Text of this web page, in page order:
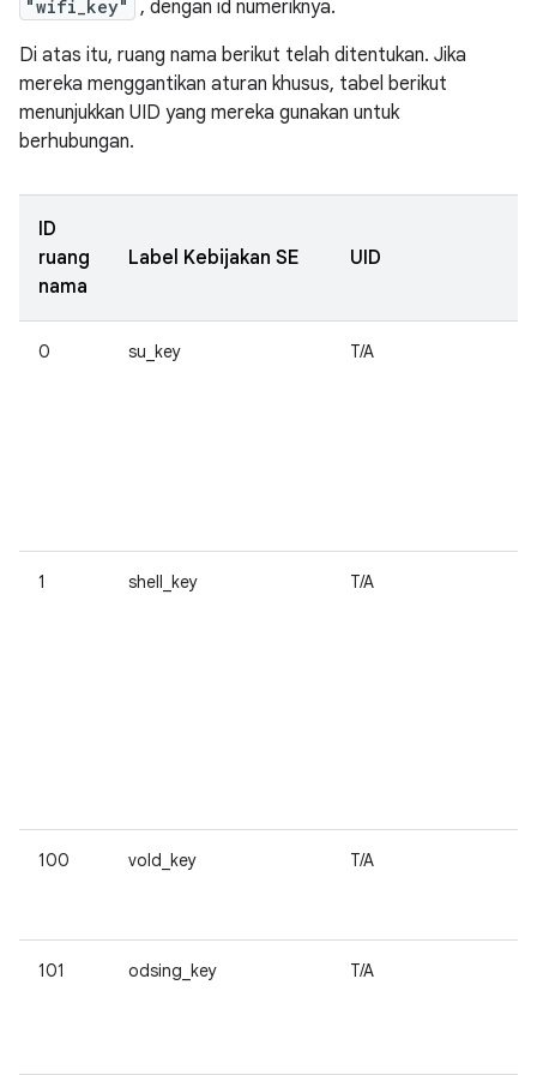
"wifi_key"
, dengan id numeriknya.
Di atas itu, ruang nama berikut telah ditentukan. Jika
mereka menggantikan aturan khusus, tabel berikut
menunjukkan UID yang mereka gunakan untuk
berhubungan.
ID
ruang
nama
Label Kebijakan SE UID
0 su_key T/A
1 shell_key T/A
100 vold_key T/A
101 odsing_key T/A